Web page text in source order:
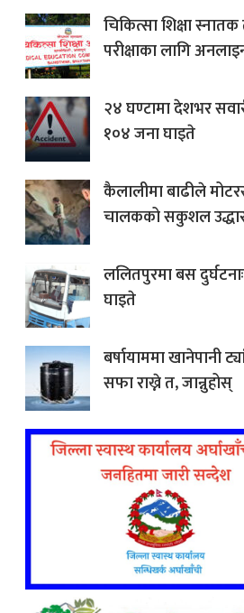
चिकित्सा शिक्षा
परीक्षाका लागि
२४ घण्टामा देशभर
१०४ जना घाइते
कैलालीमा बाढीले
चालकको सकुशल
ललितपुरमा बस
घाइते
बर्षायाममा खानेपानी
सफा राख्ने त, जान्नुहोस्